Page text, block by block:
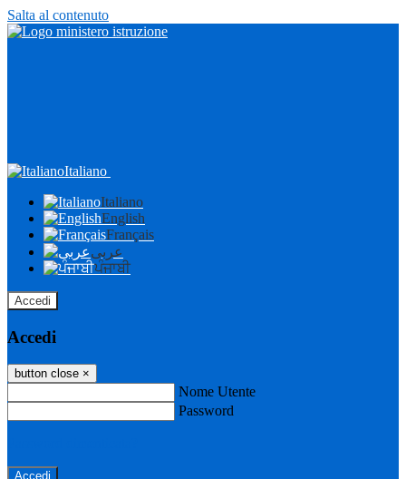
Salta al contenuto
Italiano
Italiano
English
Français
عربى
ਪੰਜਾਬੀ
Accedi
Accedi
button close ×
Nome Utente
Password